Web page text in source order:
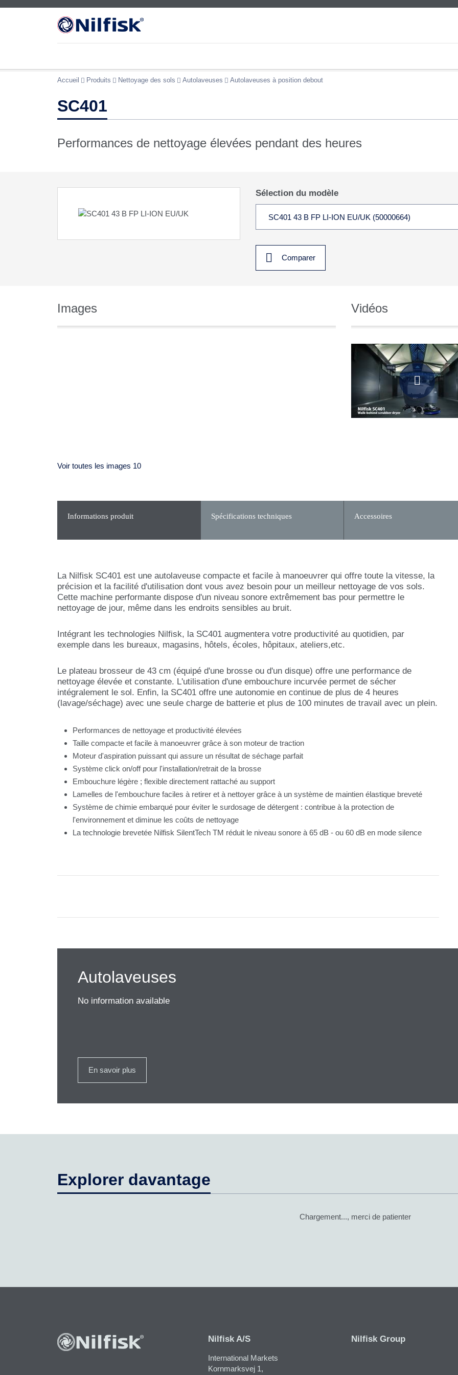
Accueil Produits Nettoyage des sols Autolaveuses Autolaveuses à position debout
SC401
Performances de nettoyage élevées pendant des heures
Sélection du modèle
Comparer
Images
Voir toutes les images 10
Vidéos

Informations produit Spécifications techniques Accessoires
La Nilfisk SC401 est une autolaveuse compacte et facile à manoeuvrer qui offre toute la vitesse, la
précision et la facilité d'utilisation dont vous avez besoin pour un meilleur nettoyage de vos sols.
Cette machine performante dispose d'un niveau sonore extrêmement bas pour permettre le
nettoyage de jour, même dans les endroits sensibles au bruit.
Intégrant les technologies Nilfisk, la SC401 augmentera votre productivité au quotidien, par
exemple dans les bureaux, magasins, hôtels, écoles, hôpitaux, ateliers,etc.
Le plateau brosseur de 43 cm (équipé d'une brosse ou d'un disque) offre une performance de
nettoyage élevée et constante. L'utilisation d'une embouchure incurvée permet de sécher
intégralement le sol. Enfin, la SC401 offre une autonomie en continue de plus de 4 heures
(lavage/séchage) avec une seule charge de batterie et plus de 100 minutes de travail avec un plein.
Performances de nettoyage et productivité élevées
Taille compacte et facile à manoeuvrer grâce à son moteur de traction
Moteur d'aspiration puissant qui assure un résultat de séchage parfait
Système click on/off pour l'installation/retrait de la brosse
Embouchure légère ; flexible directement rattaché au support
Lamelles de l'embouchure faciles à retirer et à nettoyer grâce à un système de maintien élastique breveté
Système de chimie embarqué pour éviter le surdosage de détergent : contribue à la protection de
l'environnement et diminue les coûts de nettoyage
La technologie brevetée Nilfisk SilentTech TM réduit le niveau sonore à 65 dB - ou 60 dB en mode silence
Autolaveuses
No information available
En savoir plus
Explorer davantage
Chargement..., merci de patienter
Nilfisk A/S
International Markets
Kornmarksvej 1​,
Nilfisk Group